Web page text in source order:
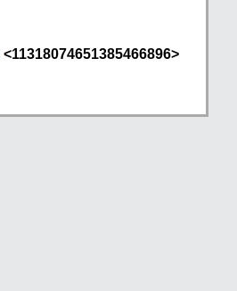
<11318074651385466896>